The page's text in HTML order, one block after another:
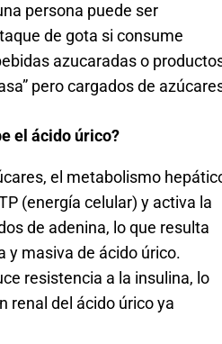
persona puede ser
de gota si consume
azucaradas o
pero cargados de
el ácido úrico?
el metabolismo
(energía celular) y activa la
de adenina, lo que resulta
y masiva de ácido úrico.
resistencia a la insulina, lo
renal del ácido úrico ya